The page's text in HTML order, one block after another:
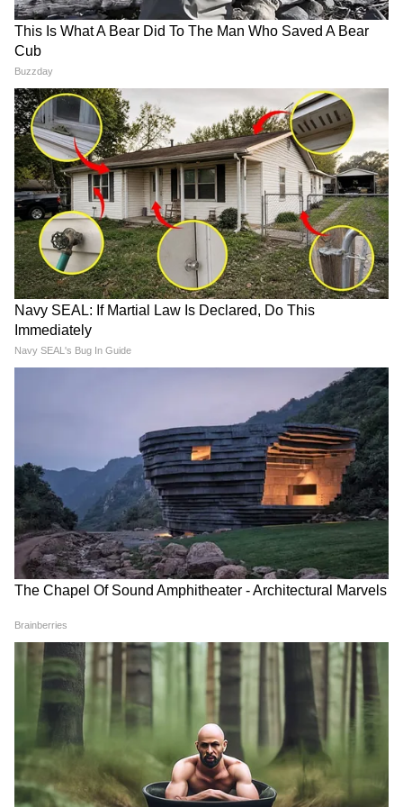
फ्यूल स्टेशन
विश्राम क्षेत्र
इसके अलावा 960 मीटर लंबा गंगा ब्रिज और 720 मीटर
लंबा रामगंगा ब्रिज भी बनाए गए हैं। एक्सप्रेसवे का 120
मीटर राइट ऑफ वे भविष्य में विस्तार और अतिरिक्त
इंफ्रास्ट्रक्चर विकास के लिए पर्याप्त जगह उपलब्ध कराता
है।
हाईटेक डिजाइन और विश्वस्तरीय निर्माण से तैयार हुआ
एक्सप्रेसवे
गंगा एक्सप्रेसवे को भविष्य की जरूरतों को ध्यान में रखते
हुए डिजाइन किया गया है। इस पर बनाए गए हैं:
165 छोटे पुल
7 रेलवे ओवरब्रिज
32 फ्लाईओवर
453 अंडरपास
बेहतर कनेक्टिविटी के लिए 21 इंटरचेंज तैयार किए गए हैं,
जिससे यातायात पूरी तरह निर्बाध रहेगा।
स्मार्ट कैमरे और सुरक्षा सुविधाओं से लैस होगा गंगा
एक्सप्रेसवे